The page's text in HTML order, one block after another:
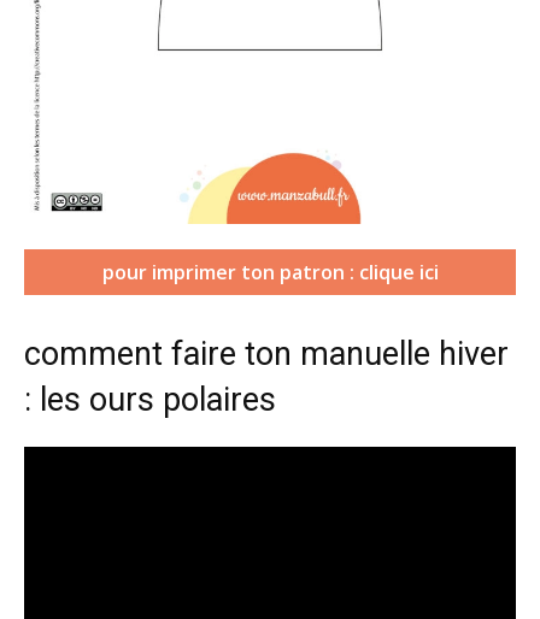
pour imprimer ton patron : clique ici
comment faire ton manuelle hiver
: les ours polaires